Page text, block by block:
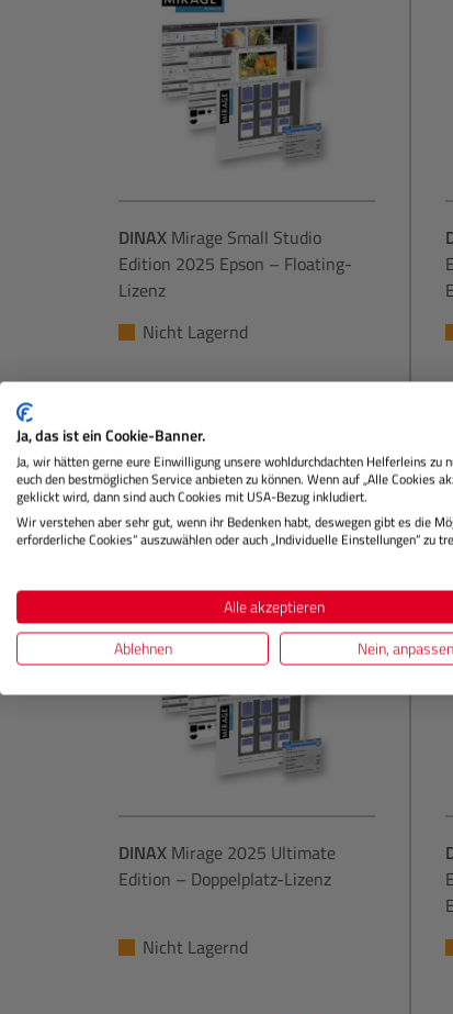
DINAX Mirage Small Studio
Edition 2025 Epson – Floating-
Lizenz
Nicht Lagernd
In den Warenkorb
DINAX Mirage 2025 Ultimate
Edition – Doppelplatz-Lizenz
Nicht Lagernd
Ja, das ist ein Cookie-Banner.
Ja, wir hätten gerne eure Einwilligung unsere wohldurchdachten Helferleins zu
euch den bestmöglichen Service anbieten zu können. Wenn auf „Alle Cookies
geklickt wird, dann sind auch Cookies mit USA-Bezug inkludiert.
Wir verstehen aber sehr gut, wenn ihr Bedenken habt, deswegen gibt es die
erforderliche Cookies“ auszuwählen oder auch „Individuelle Einstellungen“ zu
Alle akzeptieren
Ablehnen
Nein, anpassen